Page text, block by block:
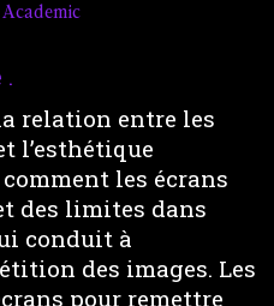
Academic
.
relation entre les
l’esthétique
les écrans
des limites dans
conduit à
des images. Les
pour remettre